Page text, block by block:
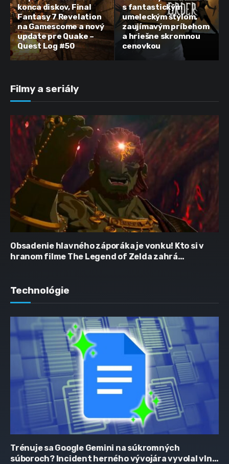
konca diskov, Final
Fantasy 7 Revelation
na Gamescome a nový
update pre Quake –
Quest Log #50
s fantastickým
umeleckým štýlom,
zaujímavým príbehom
a hriešne skromnou
cenovkou
Filmy a seriály
Obsadenie hlavného záporáka je vonku! Kto si v
hranom filme The Legend of Zelda zahrá
Technológie
Trénuje sa Google Gemini na súkromných
súboroch? Incident herného vývojára vyvolal vlnu